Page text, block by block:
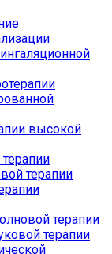
высокой
терапии
терапии
терапии